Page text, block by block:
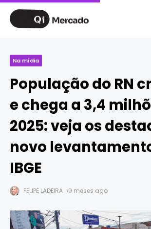
Na mídia
População do RN
e chega a 3,4
2025: veja os
novo
IBGE
FELIPE LADEIRA 9 meses ago